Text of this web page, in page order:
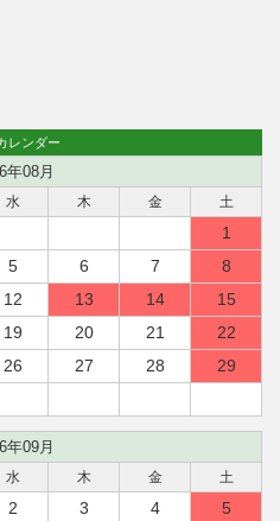
レンダー
年08月
水 木 金 土
1
5 6 7
8
12 13 14
15
19 20 21
22
26 27 28
29
年09月
水 木 金 土
2 3 4
5